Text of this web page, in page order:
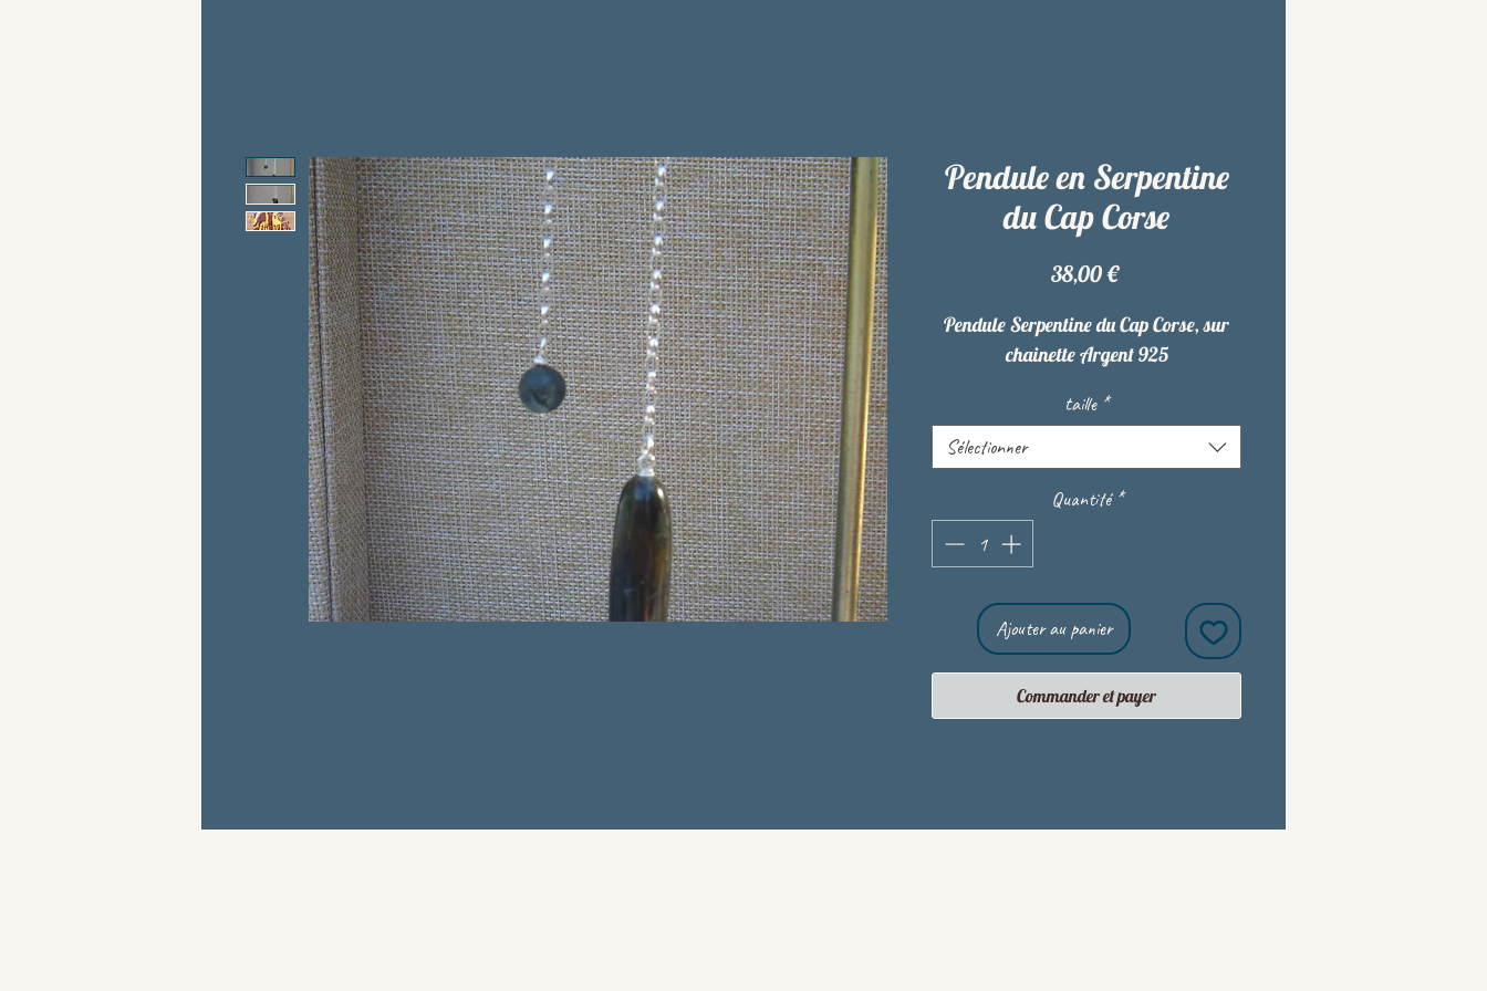
Pendule en Serpentine
du Cap Corse
38,00 €Prix
Pendule Serpentine du Cap Corse, sur
chainette Argent 925
taille *
Sélectionner
Quantité *
Ajouter au panier
Commander et payer